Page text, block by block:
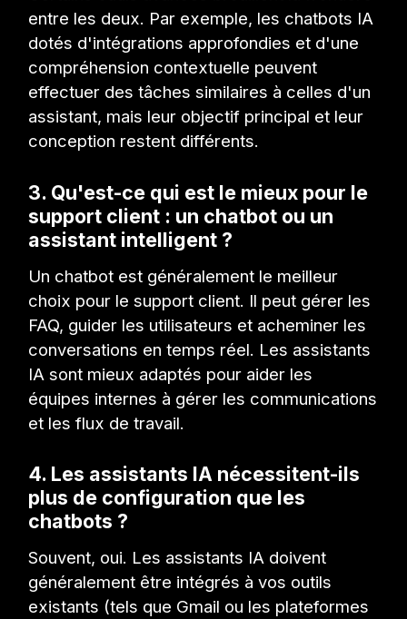
entre les deux. Par exemple, les chatbots IA
dotés d'intégrations approfondies et d'une
compréhension contextuelle peuvent
effectuer des tâches similaires à celles d'un
assistant, mais leur objectif principal et leur
conception restent différents.
3. Qu'est-ce qui est le mieux pour le
support client : un chatbot ou un
assistant intelligent ?
Un chatbot est généralement le meilleur
choix pour le support client. Il peut gérer les
FAQ, guider les utilisateurs et acheminer les
conversations en temps réel. Les assistants
IA sont mieux adaptés pour aider les
équipes internes à gérer les communications
et les flux de travail.
4. Les assistants IA nécessitent-ils
plus de configuration que les
chatbots ?
Souvent, oui. Les assistants IA doivent
généralement être intégrés à vos outils
existants (tels que Gmail ou les plateformes